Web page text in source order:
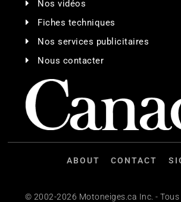
Nos vidéos
Fiches techniques
Nos services publicitaires
Nous contacter
ABOUT CONTACT
© 2002-2026 Motoneiges.ca Inc. - Tous